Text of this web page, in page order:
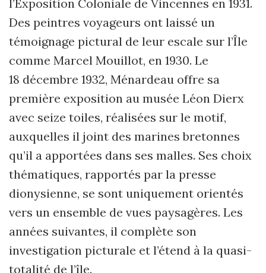
l’Exposition Coloniale de Vincennes en 1931.
Des peintres voyageurs ont laissé un
témoignage pictural de leur escale sur l’Île
comme Marcel Mouillot, en 1930. Le
18 décembre 1932, Ménardeau offre sa
première exposition au musée Léon Dierx
avec seize toiles, réalisées sur le motif,
auxquelles il joint des marines bretonnes
qu’il a apportées dans ses malles. Ses choix
thématiques, rapportés par la presse
dionysienne, se sont uniquement orientés
vers un ensemble de vues paysagères. Les
années suivantes, il complète son
investigation picturale et l’étend à la quasi-
totalité de l’île.